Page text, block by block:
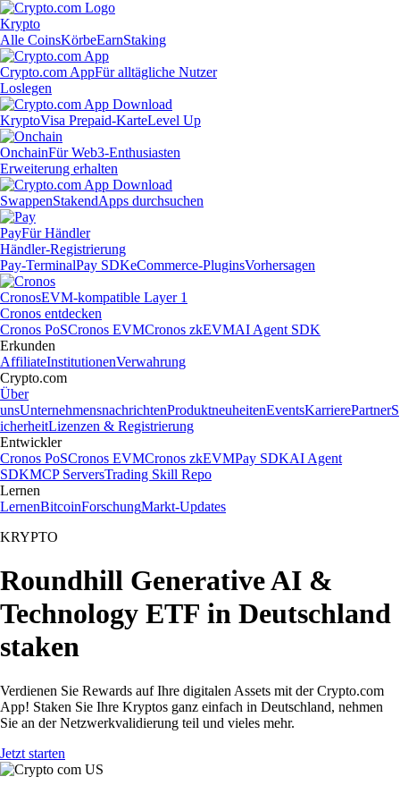
Krypto
Alle CoinsKörbeEarnStaking
Crypto.com AppFür alltägliche Nutzer
Loslegen
KryptoVisa Prepaid-KarteLevel Up
OnchainFür Web3-Enthusiasten
Erweiterung erhalten
SwappenStakendApps durchsuchen
PayFür Händler
Händler-Registrierung
Pay-TerminalPay SDKeCommerce-PluginsVorhersagen
CronosEVM-kompatible Layer 1
Cronos entdecken
Cronos PoSCronos EVMCronos zkEVMAI Agent SDK
Erkunden
AffiliateInstitutionenVerwahrung
Crypto.com
Über
unsUnternehmensnachrichtenProduktneuheitenEventsKarrierePartnerS
icherheitLizenzen & Registrierung
Entwickler
Cronos PoSCronos EVMCronos zkEVMPay SDKAI Agent
SDKMCP ServersTrading Skill Repo
Lernen
LernenBitcoinForschungMarkt-Updates
KRYPTO
Roundhill Generative AI &
Technology ETF in Deutschland
staken
Verdienen Sie Rewards auf Ihre digitalen Assets mit der Crypto.com
App! Staken Sie Ihre Kryptos ganz einfach in Deutschland, nehmen
Sie an der Netzwerkvalidierung teil und vieles mehr.
Jetzt starten